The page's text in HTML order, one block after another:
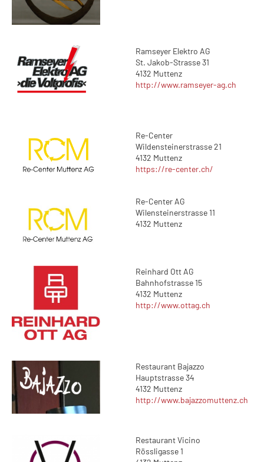
Ramseyer Elektro AG
St. Jakob-Strasse 31
4132 Muttenz
http://www.ramseyer-ag.ch
Re-Center
Wildensteinerstrasse 21
4132 Muttenz
https://re-center.ch/
Re-Center AG
Wilensteinerstrasse 11
4132 Muttenz
Reinhard Ott AG
Bahnhofstrasse 15
4132 Muttenz
http://www.ottag.ch
Restaurant Bajazzo
Hauptstrasse 34
4132 Muttenz
http://www.bajazzomuttenz.ch
Restaurant Vicino
Rössligasse 1